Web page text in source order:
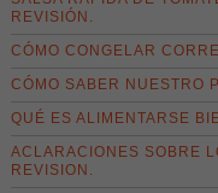
REVISIÓN.
CÓMO CONGELAR
CÓMO SABER NUESTRO
QUÉ ES ALIMENTARSE
ACLARACIONES SOBRE
REVISION.